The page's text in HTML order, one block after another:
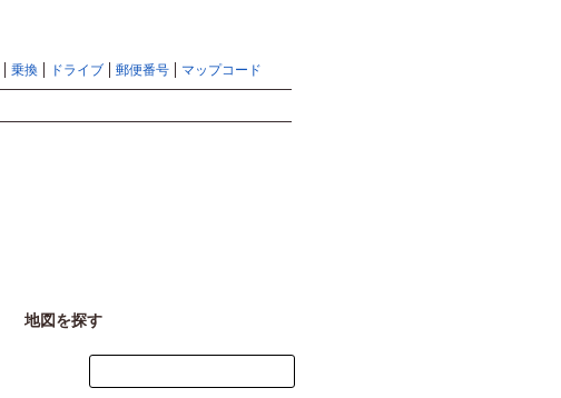
乗換 ドライブ 郵便番号 マップコード
地図を探す